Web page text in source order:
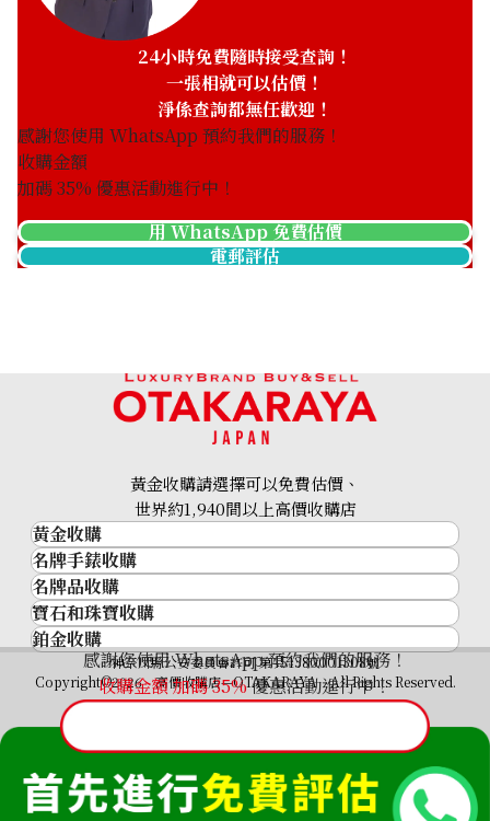
HKD 38,974.11
收購日期: 2024年10月
HKD 34,416.98
收購日期: 2026年6月
HKD 27,041.91
收購日期: 2026年6月
Cartier Roadster SM 2008
Christmas Limited Model
W6206006
參考回收價
HKD 18,977.23
收購日期: 2026年3月
Cartier Roadster SM 2007
Summer Limited Model
參考回收價
HKD 20,021.62
收購日期: 2026年5月
24小時免費隨時接受查詢！
一張相就可以估價！
淨係查詢都無任歡迎！
感謝您使用 WhatsApp 預約我們的服務！
收購金額
加碼35% 優惠活動進行中！
用 WhatsApp 免費估價
電郵評估
感謝您使用 WhatsApp 預約我們的服務！
收購金額 加碼35%優惠活動進行中！
黃金收購請選擇可以免費估價、
世界約1,940間以上高價收購店
黃金收購
黃金･金條
金條
金幣及銀幣
過去十年黃金價格
金飾
金戒指
金頸鍊
名牌手錶收購
名牌手錶收購
勞力士 (Rolex)
Patek Philippe
Audemars Piguet
Vacheron Constantin
A. Lange & Söhne
Breguet
名牌品收購
名牌品收購
HERMES
LOUIS VUITTON
CHANEL
卡地亞（Cartier）
CELINE
FENDI
Christian Dior
寶石和珠寶收購
寶石和珠寶
祖母綠
藍寶石
紅寶石
鉑金收購
神奈川縣公安委員會許可 第451380001308號
Copyright©2026 高價收購店—OTAKARAYA All Rights Reserved.